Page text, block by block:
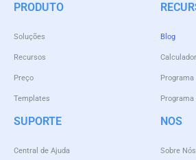
PRODUTO
Soluções
Recursos
Preço
Templates
Blog
SUPORTE
Central de Ajuda
NOS
Sobre Nós